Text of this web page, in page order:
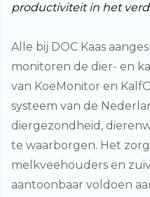
productiviteit in het
Alle bij DOC Kaas
monitoren de dier- en
van KoeMonitor en
systeem van de
diergezondheid,
te waarborgen. Het
melkveehouders en
aantoonbaar voldoen